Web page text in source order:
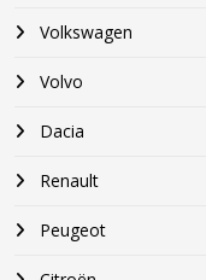
Volkswagen
Volvo
Dacia
Renault
Peugeot